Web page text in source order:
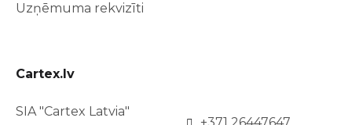
Uzņēmuma rekvizīti
Cartex.lv
SIA "Cartex Latvia"